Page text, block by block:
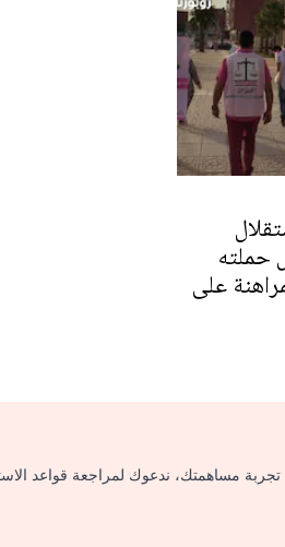
حملته
على
تجربة مساهمتك، ندعوك لمراجعة قواعد